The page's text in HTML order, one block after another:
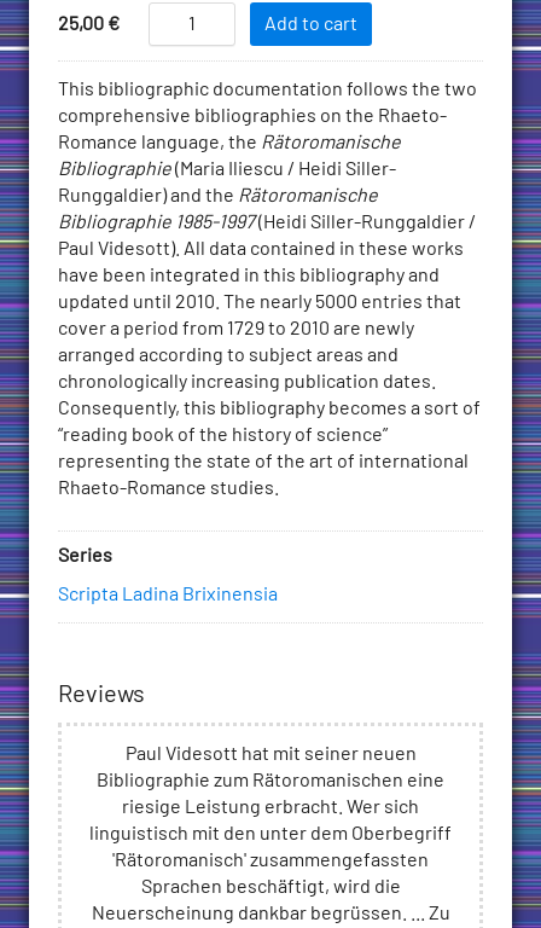
Price
25,00 €
Add
to
Cart
Rätoromanische
Bibliographie
/
Bibliografia
retoromanza
1729-
2010
quantity
Add to cart
Description
This bibliographic documentation follows the two
comprehensive bibliographies on the Rhaeto-
Romance language, the Rätoromanische
Bibliographie(Maria Iliescu / Heidi Siller-
Runggaldier) and the Rätoromanische
Bibliographie 1985-1997(Heidi Siller-Runggaldier /
Paul Videsott). All data contained in these works
have been integrated in this bibliography and
updated until 2010. The nearly 5000 entries that
cover a period from 1729 to 2010 are newly
arranged according to subject areas and
chronologically increasing publication dates.
Consequently, this bibliography becomes a sort of
“reading book of the history of science”
representing the state of the art of international
Rhaeto-Romance studies.
Series
Scripta Ladina Brixinensia
Reviews
Paul Videsott hat mit seiner neuen
Bibliographie zum Rätoromanischen eine
riesige Leistung erbracht. Wer sich
linguistisch mit den unter dem Oberbegriff
'Rätoromanisch' zusammengefassten
Sprachen beschäftigt, wird die
Neuerscheinung dankbar begrüssen. ... Zu